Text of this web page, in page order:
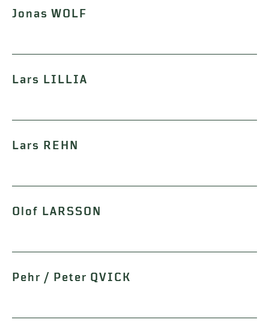
Jonas WOLF
Lars LILLIA
Lars REHN
Olof LARSSON
Pehr / Peter QVICK